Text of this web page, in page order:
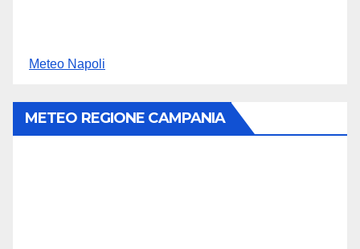
Meteo Napoli
METEO REGIONE CAMPANIA